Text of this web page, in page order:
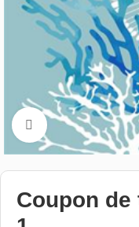
Cliquez pour
Coupon